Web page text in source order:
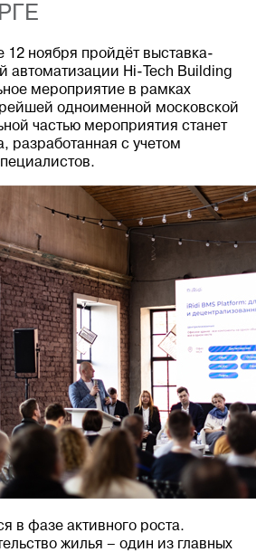
12 ноября пройдёт выставка-
Hi-Tech Building
мероприятие в рамках
одноименной московской
частью мероприятия станет
разработанная с учетом
в фазе активного роста.
жилья – один из главных